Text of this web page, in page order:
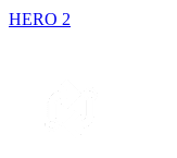
HERO 2